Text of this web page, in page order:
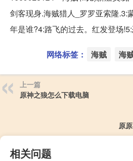
剑客现身.海贼猎人_罗罗亚索隆.3:
年是谁?4:路飞的过去。红发登场!5:
网络标签： 海贼 海
上一篇
原神之狼怎么下载电脑
原
相关问题